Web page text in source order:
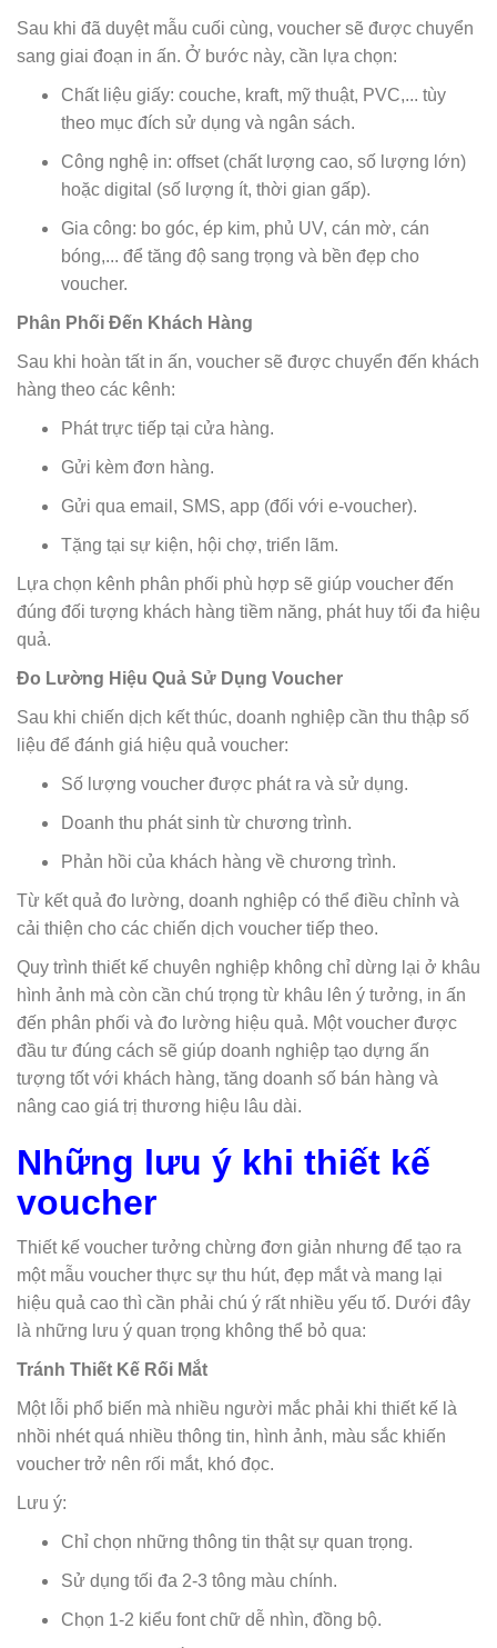
Sau khi đã duyệt mẫu cuối cùng, voucher sẽ được chuyển
sang giai đoạn in ấn. Ở bước này, cần lựa chọn:
Chất liệu giấy: couche, kraft, mỹ thuật, PVC,... tùy
theo mục đích sử dụng và ngân sách.
Công nghệ in: offset (chất lượng cao, số lượng lớn)
hoặc digital (số lượng ít, thời gian gấp).
Gia công: bo góc, ép kim, phủ UV, cán mờ, cán
bóng,... để tăng độ sang trọng và bền đẹp cho
voucher.
Phân Phối Đến Khách Hàng
Sau khi hoàn tất in ấn, voucher sẽ được chuyển đến khách
hàng theo các kênh:
Phát trực tiếp tại cửa hàng.
Gửi kèm đơn hàng.
Gửi qua email, SMS, app (đối với e-voucher).
Tặng tại sự kiện, hội chợ, triển lãm.
Lựa chọn kênh phân phối phù hợp sẽ giúp voucher đến
đúng đối tượng khách hàng tiềm năng, phát huy tối đa hiệu
quả.
Đo Lường Hiệu Quả Sử Dụng Voucher
Sau khi chiến dịch kết thúc, doanh nghiệp cần thu thập số
liệu để đánh giá hiệu quả voucher:
Số lượng voucher được phát ra và sử dụng.
Doanh thu phát sinh từ chương trình.
Phản hồi của khách hàng về chương trình.
Từ kết quả đo lường, doanh nghiệp có thể điều chỉnh và
cải thiện cho các chiến dịch voucher tiếp theo.
Quy trình thiết kế chuyên nghiệp không chỉ dừng lại ở khâu
hình ảnh mà còn cần chú trọng từ khâu lên ý tưởng, in ấn
đến phân phối và đo lường hiệu quả. Một voucher được
đầu tư đúng cách sẽ giúp doanh nghiệp tạo dựng ấn
tượng tốt với khách hàng, tăng doanh số bán hàng và
nâng cao giá trị thương hiệu lâu dài.
Những lưu ý khi thiết kế
voucher
Thiết kế voucher tưởng chừng đơn giản nhưng để tạo ra
một mẫu voucher thực sự thu hút, đẹp mắt và mang lại
hiệu quả cao thì cần phải chú ý rất nhiều yếu tố. Dưới đây
là những lưu ý quan trọng không thể bỏ qua:
Tránh Thiết Kế Rối Mắt
Một lỗi phổ biến mà nhiều người mắc phải khi thiết kế là
nhồi nhét quá nhiều thông tin, hình ảnh, màu sắc khiến
voucher trở nên rối mắt, khó đọc.
Lưu ý:
Chỉ chọn những thông tin thật sự quan trọng.
Sử dụng tối đa 2-3 tông màu chính.
Chọn 1-2 kiểu font chữ dễ nhìn, đồng bộ.